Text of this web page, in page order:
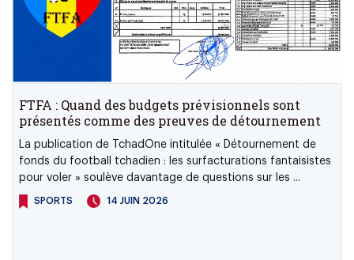
FTFA : Quand des budgets prévisionnels sont
présentés comme des preuves de détournement
La publication de TchadOne intitulée « Détournement de
fonds du football tchadien : les surfacturations fantaisistes
pour voler » soulève davantage de questions sur les ...
SPORTS 14 JUIN 2026